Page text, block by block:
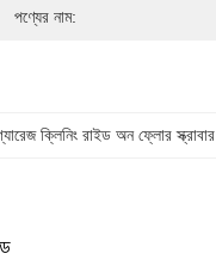
পণ্যের নাম:
ক্লিনিং রাইড অন ফ্লোর স্ক্রাবার